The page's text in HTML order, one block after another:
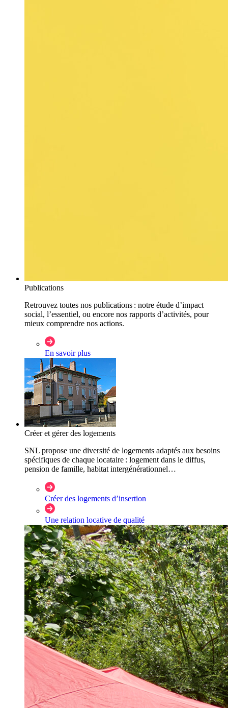
Publications
Retrouvez toutes nos publications : notre étude d’impact
social, l’essentiel, ou encore nos rapports d’activités, pour
mieux comprendre nos actions.
En savoir plus
Créer et gérer des logements
SNL propose une diversité de logements adaptés aux besoins
spécifiques de chaque locataire : logement dans le diffus,
pension de famille, habitat intergénérationnel…
Créer des logements d’insertion
Une relation locative de qualité